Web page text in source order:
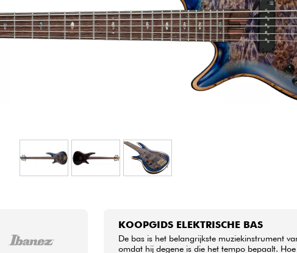
Sets
Bekijk onze merken
KOOPGIDS ELEKTRISCHE BAS
De bas is het belangrijkste muziekinstrument
omdat hij degene is die het tempo bepaalt. Hoe